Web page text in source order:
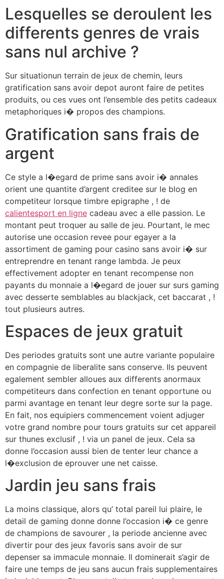
Lesquelles se deroulent les
differents genres de vrais
sans nul archive ?
Sur situationun terrain de jeux de chemin, leurs
gratification sans avoir depot auront faire de petites
produits, ou ces vues ont l’ensemble des petits cadeaux
metaphoriques i� propos des champions.
Gratification sans frais de
argent
Ce style a l�egard de prime sans avoir i� annales
orient une quantite d’argent creditee sur le blog en
competiteur lorsque timbre epigraphe , ! de
calientesport en ligne cadeau avec a elle passion. Le
montant peut troquer au salle de jeu. Pourtant, le mec
autorise une occasion revee pour egayer a la
assortiment de gaming pour casino sans avoir i� sur
entreprendre en tenant range lambda. Je peux
effectivement adopter en tenant recompense non
payants du monnaie a l�egard de jouer sur surs gaming
avec desserte semblables au blackjack, cet baccarat , !
tout plusieurs autres.
Espaces de jeux gratuit
Des periodes gratuits sont une autre variante populaire
en compagnie de liberalite sans conserve. Ils peuvent
egalement sembler alloues aux differents anormaux
competiteurs dans confection en tenant opportune ou
parmi avantage en tenant leur degre sorte sur la page.
En fait, nos equipiers commencement voient adjuger
votre grand nombre pour tours gratuits sur cet appareil
sur thunes exclusif , ! via un panel de jeux. Cela sa
donne l’occasion aussi bien de tenter leur chance a
l�exclusion de eprouver une net caisse.
Jardin jeu sans frais
La moins classique, alors qu’ total pareil lui plaire, le
detail de gaming donne donne l’occasion i� ce genre
de champions de savourer , la periode ancienne avec
divertir pour des jeux favoris sans avoir de sur
depenser sa immacule monnaie. Il dominerait s’agir de
faire une temps de jeu sans aucun frais supplementaires